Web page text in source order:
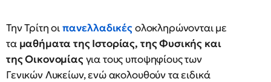
Την Τρίτη οιπανελλαδικέςολοκληρώνονται με
τα μαθήματα της Ιστορίας, της Φυσικής και
της Οικονομίαςγια τους υποψηφίους των
Γενικών Λυκείων, ενώ ακολουθούν τα ειδικά